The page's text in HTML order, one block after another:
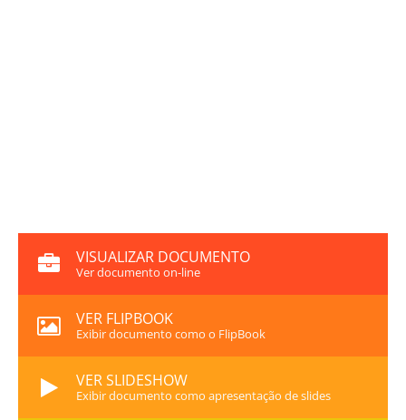
VISUALIZAR DOCUMENTO
Ver documento on-line
VER FLIPBOOK
Exibir documento como o FlipBook
VER SLIDESHOW
Exibir documento como apresentação de slides